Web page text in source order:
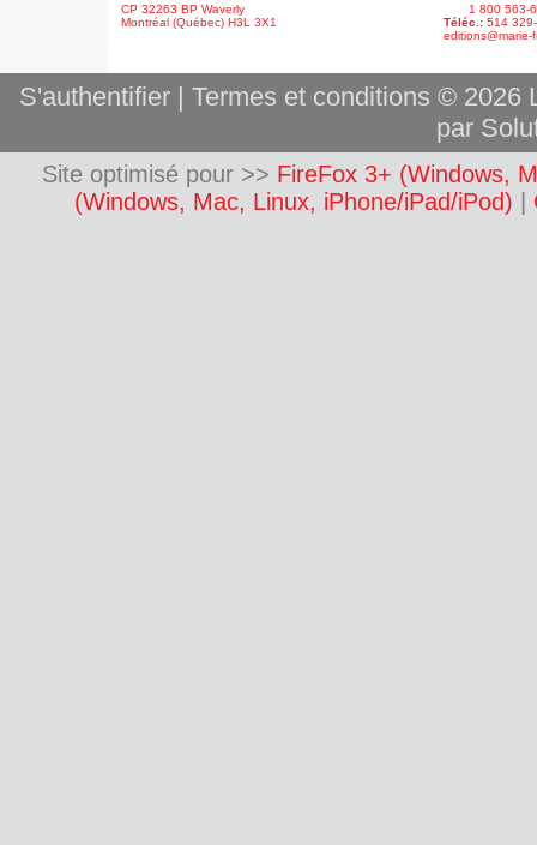
CP 32263 BP Waverly
Montréal (Québec) H3L 3X1
1 800 563-
Téléc.: 514
editions@marie-
S'authentifier| Termes et conditions © 2026
par
Site optimisé pour >> FireFox 3+ (Windows,
(Windows, Mac, Linux, iPhone/iPad/iPod)